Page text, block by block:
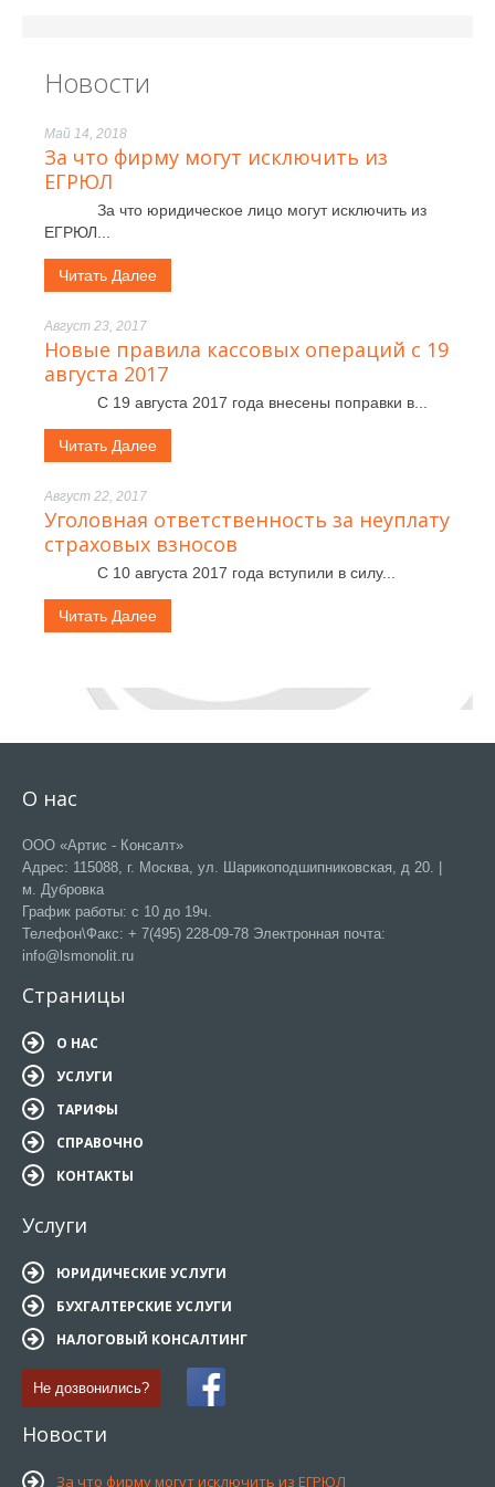
Новости
Май 14, 2018
За что фирму могут исключить из
ЕГРЮЛ
За что юридическое лицо могут исключить из
ЕГРЮЛ...
Читать Далее
Август 23, 2017
Новые правила кассовых операций с 19
августа 2017
С 19 августа 2017 года внесены поправки в...
Читать Далее
Август 22, 2017
Уголовная ответственность за неуплату
страховых взносов
С 10 августа 2017 года вступили в силу...
Читать Далее
О нас
ООО «Артис - Консалт»
Адрес: 115088, г. Москва, ул. Шарикоподшипниковская, д 20. |
м. Дубровка
График работы: с 10 до 19ч.
Телефон\Факс: + 7(495) 228-09-78 Электронная почта:
info@lsmonolit.ru
Страницы
О НАС
УСЛУГИ
ТАРИФЫ
СПРАВОЧНО
КОНТАКТЫ
Услуги
ЮРИДИЧЕСКИЕ УСЛУГИ
БУХГАЛТЕРСКИЕ УСЛУГИ
НАЛОГОВЫЙ КОНСАЛТИНГ
Не дозвонились?
Новости
За что фирму могут исключить из ЕГРЮЛ